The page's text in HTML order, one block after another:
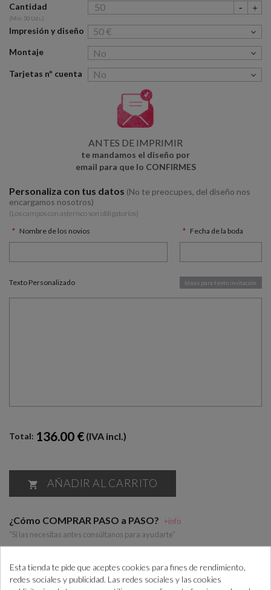
Cantidad
(Min. 50 Uds.)
Impresión y diseño
Montaje
Tarjetas nº cuenta
ANTES DE IMPRIMIR
te mandamos el diseño por
email para que lo CONFIRMES
Personaliza con tus datos (No te preocupes, del diseño nos
encargamos nosotros)
(Los campos con asterísco son obligatorios)
Nombre de los novios
Fecha de la boda
Texto Personalizado Ideas para texto invitación
Total: 136.00 € (IVA incl.)
 AÑADIR AL CARRITO
¿Cómo COMPRAR PASO a PASO? +info
“Si las necesitas antes consúltanos para ayudarte”
Realiza el pedido
En máx. 7 días
Confirma el
En máx. 14 días
Esta tienda te pide que aceptes cookies para fines de rendimiento,
redes sociales y publicidad. Las redes sociales y las cookies